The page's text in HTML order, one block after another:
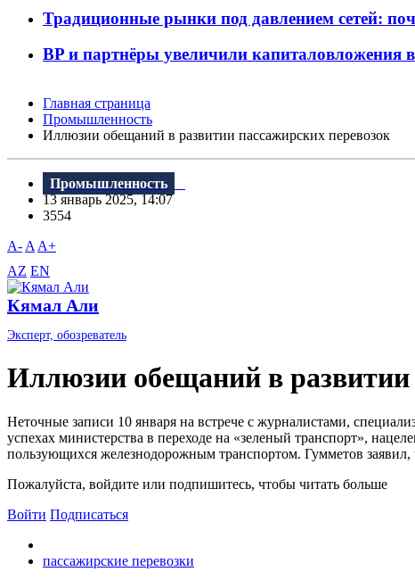
Традиционные рынки под давлением сетей:
BP и партнёры увеличили капиталовложения
Главная страница
Промышленность
Иллюзии обещаний в развитии пассажирских перевозок
Промышленность
13 январь 2025, 14:07
3554
A- A A+
AZ EN
Кямал Али
Эксперт, обозреватель
Иллюзии обещаний в развитии
Неточные записи 10 января на встрече с журналистами,
успехах министерства в переходе на «зеленый транспорт»,
пользующихся железнодорожным транспортом. Гумметов заявил,
Пожалуйста, войдите или подпишитесь, чтобы читать больше
Войти Подписаться
пассажирские перевозки